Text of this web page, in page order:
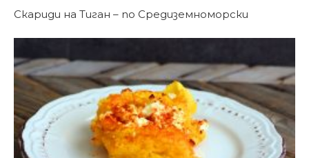
Скариди на Тиган – по Средиземноморски